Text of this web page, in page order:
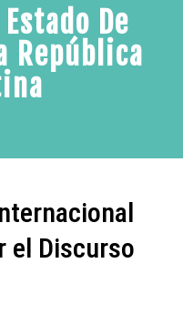
De
República
el Discurso